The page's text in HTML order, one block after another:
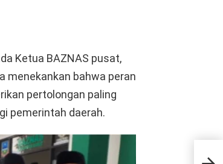
Ketua BAZNAS pusat,
menekankan bahwa peran
pertolongan paling
pemerintah daerah.